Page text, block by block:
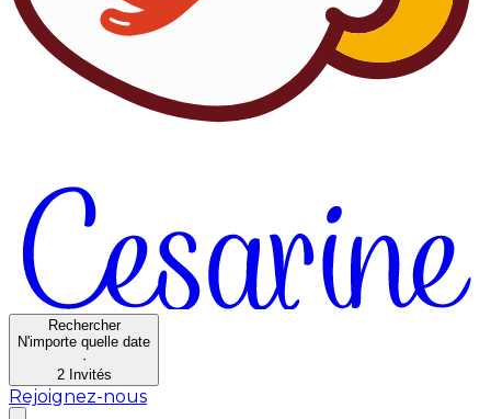
Rechercher
N'importe quelle date
·
2 Invités
Rejoignez-nous